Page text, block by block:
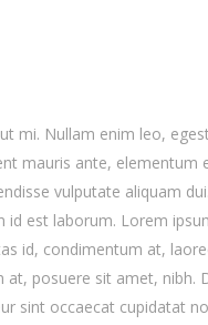
mi. Nullam enim leo,
mauris ante, elementum
vulputate aliquam
id est laborum. Lorem
id, condimentum at,
posuere sit amet, nibh.
sint occaecat cupidatat